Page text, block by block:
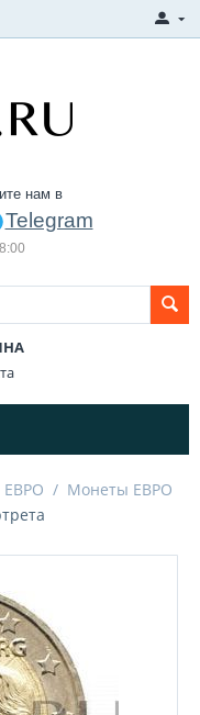
нам в
Telegram
ЕВРО / Монеты ЕВРО